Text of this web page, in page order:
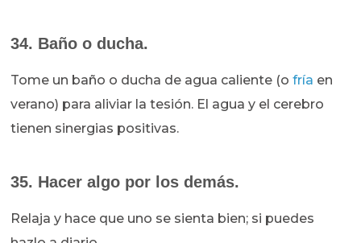
34. Baño o ducha.
Tome un baño o ducha de agua caliente (ofría en
verano) para aliviar la tesión. El agua y el cerebro
tienen sinergias positivas.
35. Hacer algo por los demás.
Relaja y hace que uno se sienta bien; si puedes